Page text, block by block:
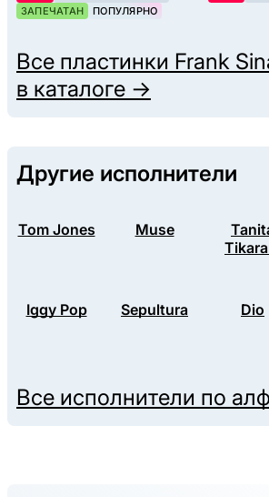
ЗАПЕЧАТАН
ПОПУЛЯРНО
Все пластинки Frank
в каталоге →
Другие исполнители
Tom Jones Muse
Iggy Pop Sepultura Dio
Все исполнители по